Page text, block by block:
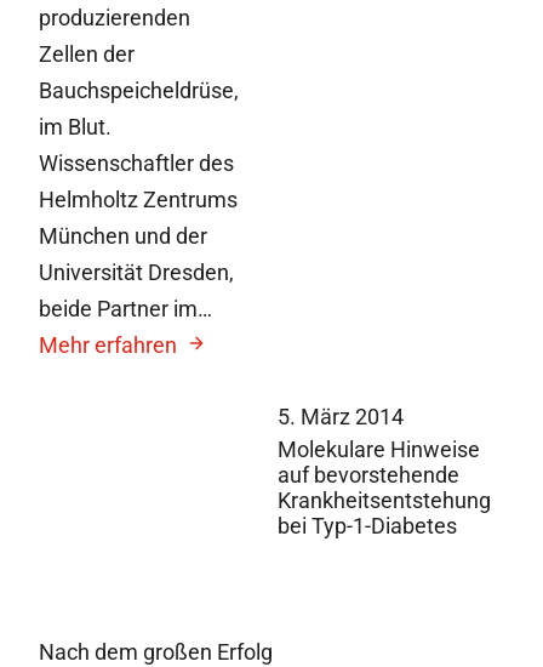
5. März 2014
Molekulare Hinweise
auf bevorstehende
Krankheitsentstehung
bei Typ-1-Diabetes
produzierenden
Zellen der
Bauchspeicheldrüse,
im Blut.
Wissenschaftler des
Helmholtz Zentrums
München und der
Universität Dresden,
beide Partner im…
Mehr erfahren
Nach dem großen Erfolg